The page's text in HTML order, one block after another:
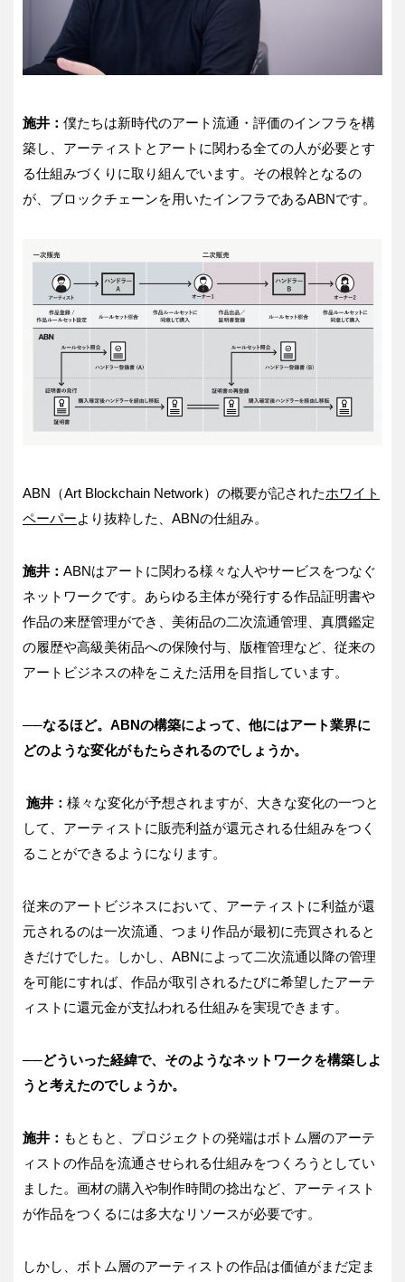
施井： 僕たちは新時代のアート流通・評価のインフラを構
築し、アーティストとアートに関わる全ての人が必要とす
る仕組みづくりに取り組んでいます。その根幹となるの
が、ブロックチェーンを用いたインフラであるABNです。
ABN（Art Blockchain Network）の概要が記されたホワイト
ペーパーより抜粋した、ABNの仕組み。
施井： ABNはアートに関わる様々な人やサービスをつなぐ
ネットワークです。あらゆる主体が発行する作品証明書や
作品の来歴管理ができ、美術品の二次流通管理、真贋鑑定
の履歴や高級美術品への保険付与、版権管理など、従来の
アートビジネスの枠をこえた活用を目指しています。
──なるほど。ABNの構築によって、他にはアート業界に
どのような変化がもたらされるのでしょうか。
施井： 様々な変化が予想されますが、大きな変化の一つと
して、アーティストに販売利益が還元される仕組みをつく
ることができるようになります。
従来のアートビジネスにおいて、アーティストに利益が還
元されるのは一次流通、つまり作品が最初に売買されると
きだけでした。しかし、ABNによって二次流通以降の管理
を可能にすれば、作品が取引されるたびに希望したアーテ
ィストに還元金が支払われる仕組みを実現できます。
──どういった経緯で、そのようなネットワークを構築しよ
うと考え たのでしょうか。
施井： もともと、プロジェクトの発端はボトム層のアーテ
ィストの作品を流通させられる仕組みをつくろうとしてい
ました。画材の購入や制作時間の捻出など、アーティスト
が作品をつくるには多大なリソースが必要です。
しかし、ボトム層のアーティストの作品は価値がまだ定ま